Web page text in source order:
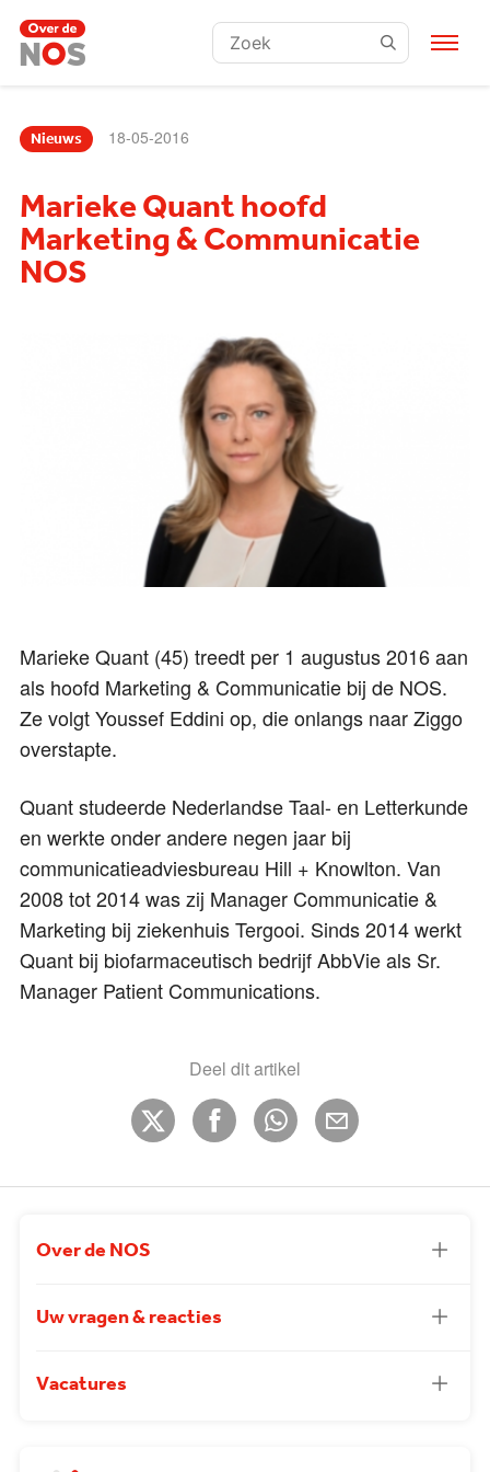
Zoeken:
Nieuws 18-05-2016
Marieke Quant hoofd
Marketing & Communicatie
NOS
Marieke Quant (45) treedt per 1 augustus 2016 aan
als hoofd Marketing & Communicatie bij de NOS.
Ze volgt Youssef Eddini op, die onlangs naar Ziggo
overstapte.
Quant studeerde Nederlandse Taal- en Letterkunde
en werkte onder andere negen jaar bij
communicatieadviesbureau Hill + Knowlton. Van
2008 tot 2014 was zij Manager Communicatie &
Marketing bij ziekenhuis Tergooi. Sinds 2014 werkt
Quant bij biofarmaceutisch bedrijf AbbVie als Sr.
Manager Patient Communications.
Deel dit artikel
Over de NOS
Uw vragen & reacties
Vacatures